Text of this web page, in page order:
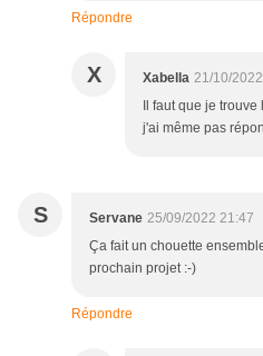
Répondre
X Xabella 21/10/
Il faut que je
j'ai même pas
S Servane 25/09/2022 21:47
Ça fait un chouette
prochain projet :-)
Répondre